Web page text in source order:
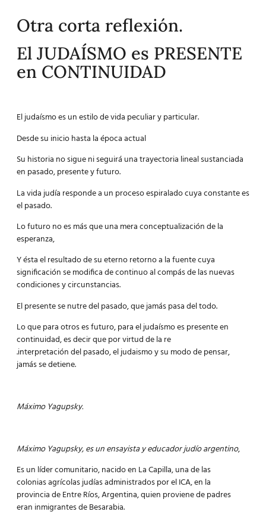
Otra corta reflexión.
El JUDAÍSMO es PRESENTE
en CONTINUIDAD
El judaísmo es un estilo de vida peculiar y particular.
Desde su inicio hasta la época actual
Su historia no sigue ni seguirá una trayectoria lineal sustanciada
en pasado, presente y futuro.
La vida judía responde a un proceso espiralado cuya constante es
el pasado.
Lo futuro no es más que una mera conceptualización de la
esperanza,
Y ésta el resultado de su eterno retorno a la fuente cuya
significación se modifica de continuo al compás de las nuevas
condiciones y circunstancias.
El presente se nutre del pasado, que jamás pasa del todo.
Lo que para otros es futuro, para el judaísmo es presente en
continuidad, es decir que por virtud de la re
.interpretación del pasado, el judaismo y su modo de pensar,
jamás se detiene.
Máximo Yagupsky.
Máximo Yagupsky, es un ensayista y educador judío argentino,
Es un líder comunitario, nacido en La Capilla, una de las
colonias agrícolas judías administrados por el ICA, en la
provincia de Entre Ríos, Argentina, quien proviene de padres
eran inmigrantes de Besarabia.